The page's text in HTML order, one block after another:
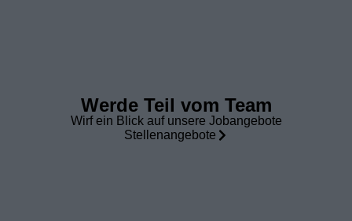
Werde Teil vom Team
Wirf ein Blick auf unsere Jobangebote
Stellenangebote